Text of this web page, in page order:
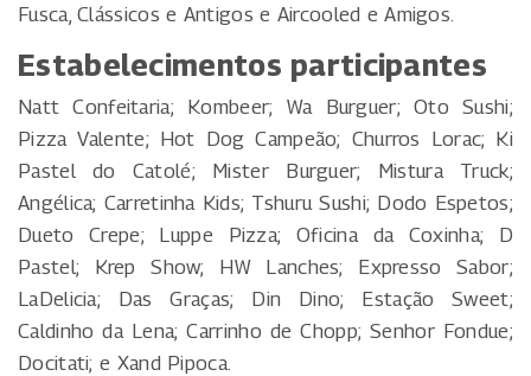
Fusca, Clássicos e Antigos e Aircooled e Amigos.
Estabelecimentos participantes
Natt Confeitaria; Kombeer; Wa Burguer; Oto Sushi;
Pizza Valente; Hot Dog Campeão; Churros Lorac; Ki
Pastel do Catolé; Mister Burguer; Mistura Truck;
Angélica; Carretinha Kids; Tshuru Sushi; Dodo Espetos;
Dueto Crepe; Luppe Pizza; Oficina da Coxinha; D
Pastel; Krep Show; HW Lanches; Expresso Sabor;
LaDelicia; Das Graças; Din Dino; Estação Sweet;
Caldinho da Lena; Carrinho de Chopp; Senhor Fondue;
Docitati; e Xand Pipoca.